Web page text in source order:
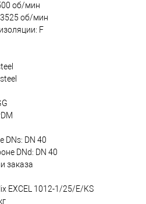
об/мин
об/мин
F
DNs: DN 40
DNd: DN 40
заказа
EXCEL 1012-1/25/E/KS